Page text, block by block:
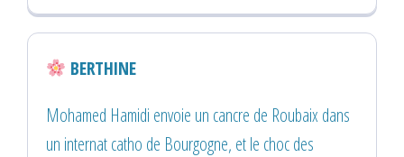
BERTHINE
Mohamed Hamidi envoie un cancre de Roubaix dans
un internat catho de Bourgogne, et le choc des